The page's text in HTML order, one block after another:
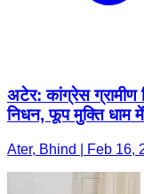
अटेर: कांग्रेस ग्रामीण
निधन, फूप मुक्ति धाम
Ater, Bhind | Feb 16,